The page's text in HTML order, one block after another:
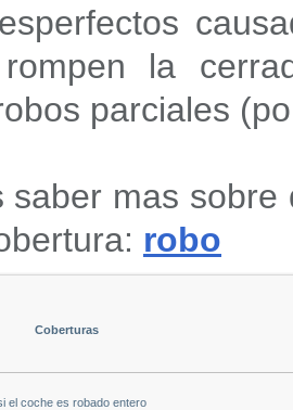
rompen la
parciales
saber mas
robo
Coberturas
el coche es robado entero